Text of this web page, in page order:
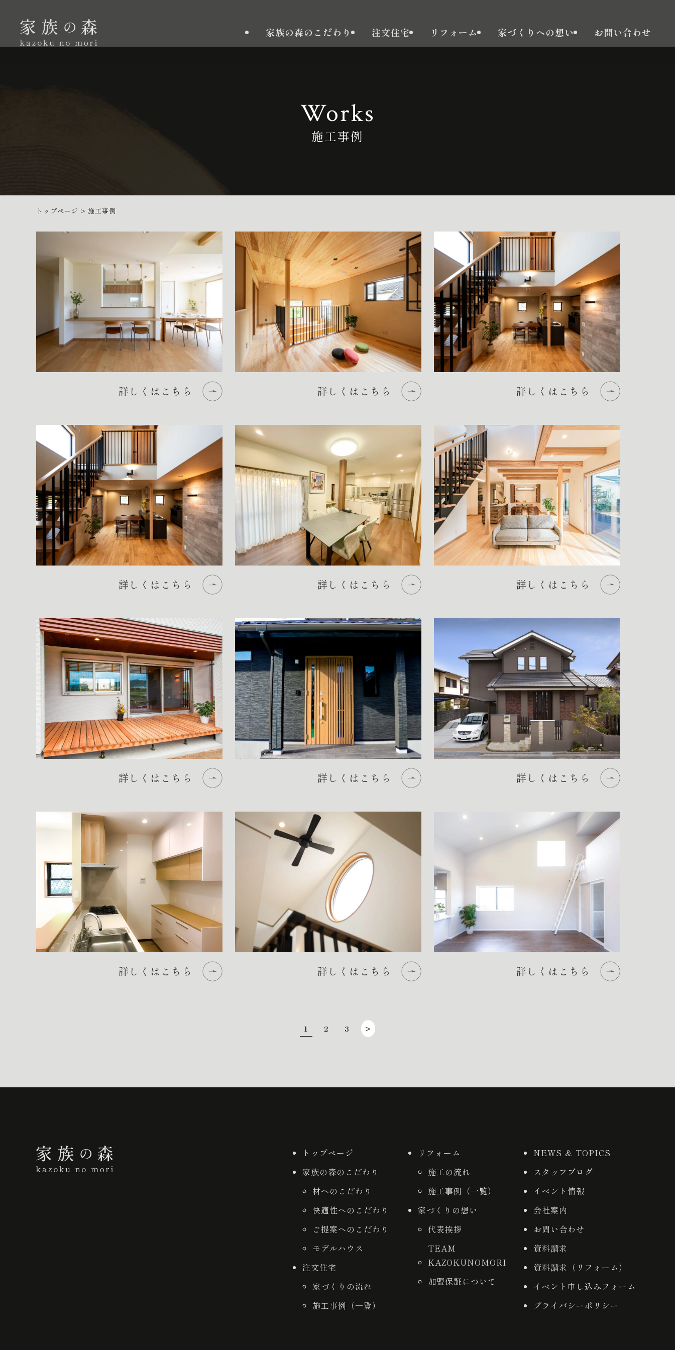
家族の森のこだわり 注文住宅 リフォーム 家づくりへの想い お問い合わせ
Works
施工事例
トップページ > 施工事例
詳しくはこちら 詳しくはこちら 詳しくはこちら
詳しくはこちら 詳しくはこちら 詳しくはこちら
詳しくはこちら 詳しくはこちら 詳しくはこちら
詳しくはこちら 詳しくはこちら 詳しくはこちら
1 2 3 >
トップページ
家族の森のこだわり
材へのこだわり
快適性へのこだわり
ご提案へのこだわり
モデルハウス
注文住宅
家づくりの流れ
施工事例（一覧）
リフォーム
施工の流れ
施工事例（一覧）
家づくりの想い
代表挨拶
TEAM
KAZOKUNOMORI
加盟保証について
NEWS ＆ TOPICS
スタッフブログ
イベント情報
会社案内
お問い合わせ
資料請求
資料請求（リフォーム）
イベント申し込みフォーム
プライバシーポリシー